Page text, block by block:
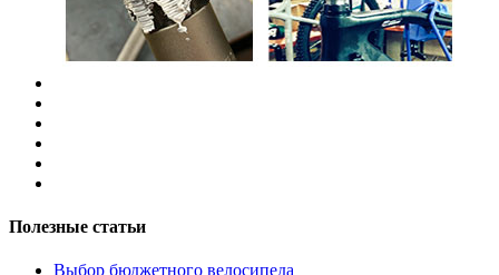
Полезные статьи
Выбор бюджетного велосипеда